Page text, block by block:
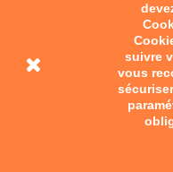
suivre
vous